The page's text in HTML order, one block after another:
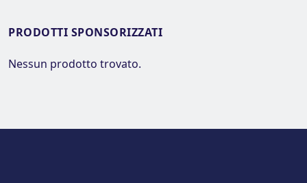
PRODOTTI SPONSORIZZATI
Nessun prodotto trovato.